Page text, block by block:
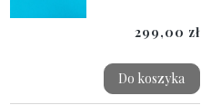
299,00 zł
Do koszyka